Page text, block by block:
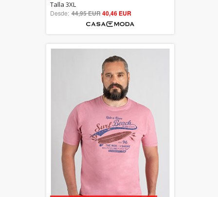
out of 5
Talla 3XL
Desde: 44,95 EUR40,46 EUR